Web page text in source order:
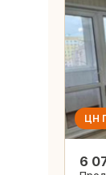
ЦН
6